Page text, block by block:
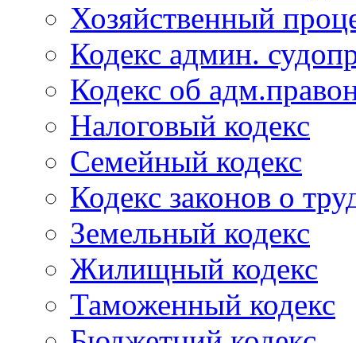
Хозяйственный
Кодекс админ.
Кодекс об
Налоговый кодекс
Семейный кодекс
Кодекс законов о
Земельный кодекс
Жилищный кодекс
Таможенный кодекс